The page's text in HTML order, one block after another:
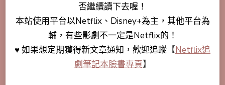
否繼續讀下去喔！
本站使用平台以Netflix、Disney+為主，其他平台為
輔，有些影劇不一定是Netflix的！
♥ 如果想定期獲得新文章通知，歡迎追蹤 【Netflix追
劇筆記本臉書專頁】